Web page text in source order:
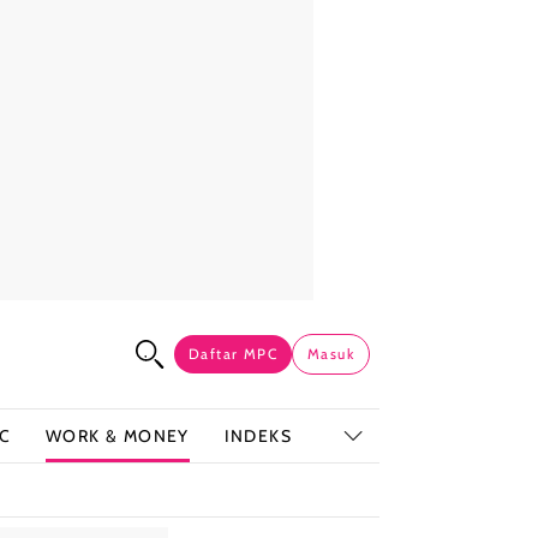
Daftar MPC Masuk
WORK & MONEY INDEKS